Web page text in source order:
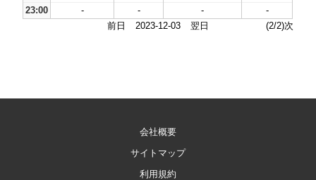
23:00
- - -
-
前日
2023-12-03 翌日 (2/2)次
会社概要
サイトマップ
利用規約